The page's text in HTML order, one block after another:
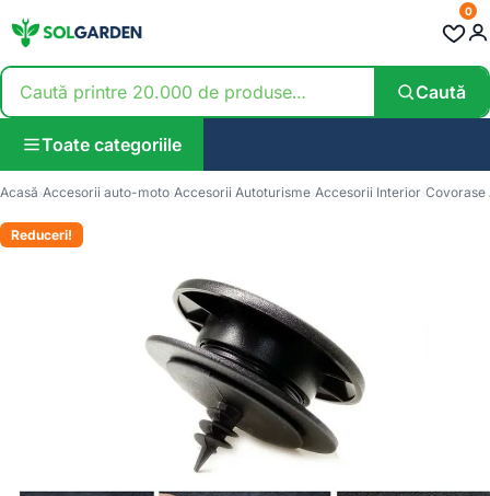
Caută
0
Toate categoriile
Acasă Accesorii auto-moto Accesorii Autoturisme Accesorii Interior Covorase
Reduceri!